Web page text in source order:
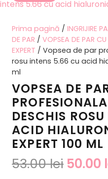
Prima pagină / INGRIJIRE
DE PAR / VOPSEA DE PAR
EXPERT / Vopsea de par
rosu intens 5.66 cu acid
ml
VOPSEA DE
DESCHIS
ACID
EXPERT 100 ML
53.00lei Prețul
50.00